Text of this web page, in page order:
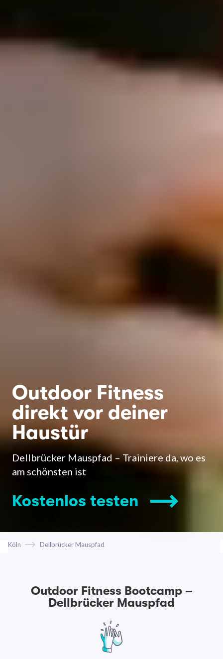
Outdoor Fitness
direkt vor deiner
Haustür
Dellbrücker Mauspfad – Trainiere da, wo es
am schönsten ist
Kostenlos testen
Köln Dellbrücker Mauspfad
Outdoor Fitness Bootcamp –
Dellbrücker Mauspfad